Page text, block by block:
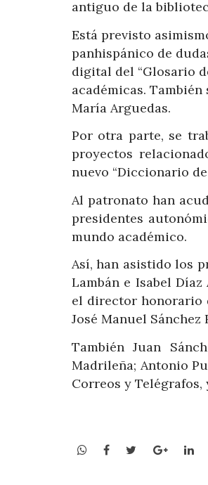
antiguo de la
Está previsto
panhispánico de
digital del “Glosario
académicas.
María Arguedas.
Por otra parte, se
proyectos
nuevo “Diccionario
Al patronato han
presidentes
mundo académico.
Así, han asistido los
Lambán e Isabel
el director honorario
José Manuel
También Juan
Madrileña; Antonio
Correos y
WhatsApp
Facebook
Twitter